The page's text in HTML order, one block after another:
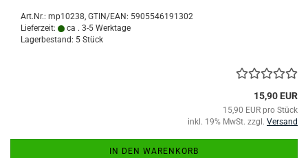
Art.Nr.: mp10238 GTIN/EAN: 5905546191302
Lieferzeit:
ca . 3-5 Werktage
Lagerbestand: 5 Stück
15,90 EUR
15,90 EUR pro Stück
inkl. 19% MwSt. zzgl. Versand
IN DEN WARENKORB